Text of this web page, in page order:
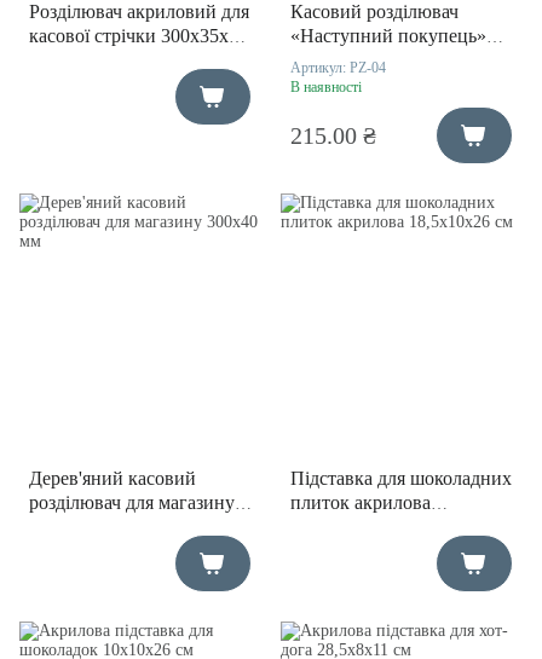
Розділювач акриловий для
касової стрічки 300x35x45
Касовий розділювач
«Наступний покупець»
30х30х300хмм
Артикул: PZ-04
В наявності
215.00 ₴
Дерев'яний касовий
розділювач для магазину
Підставка для шоколадних
плиток акрилова